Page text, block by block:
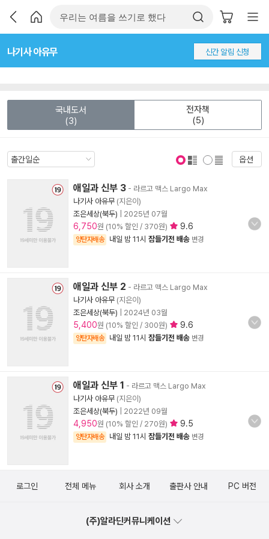
나기사 아유무 신간 알림 신청
국내도서
(3)
전자책
(5)
옵션
애일과 신부 3 - 라르고 맥스 Largo Max
나기사 아유무 (지은이)
조은세상(북두)
2025년 07월
6,750원 (10% 할인 / 370원) 9.6
양탄자배송 내일 밤 11시 잠들기전 배송 변경
애일과 신부 2 - 라르고 맥스 Largo Max
나기사 아유무 (지은이)
조은세상(북두)
2024년 03월
5,400원 (10% 할인 / 300원) 9.6
양탄자배송 내일 밤 11시 잠들기전 배송 변경
애일과 신부 1 - 라르고 맥스 Largo Max
나기사 아유무 (지은이)
조은세상(북두)
2022년 09월
4,950원 (10% 할인 / 270원) 9.5
양탄자배송 내일 밤 11시 잠들기전 배송 변경
로그인 전체 메뉴 회사 소개 출판사 안내 PC 버전
(주)알라딘커뮤니케이션